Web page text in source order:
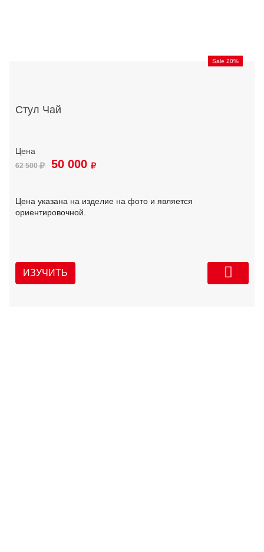
Sale 20%
Стул Чай
62 500 50 000
Цена указана на изделие на фото и является
ориентировочной.
ИЗУЧИТЬ